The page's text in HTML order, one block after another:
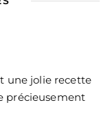
une jolie recette
précieusement